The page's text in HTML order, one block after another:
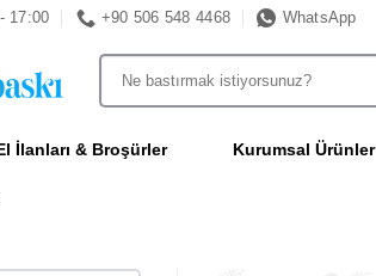
17:00 +90 506 548 4468 WhatsApp
Ara:
İlanları & Broşürler Kurumsal Ürünler